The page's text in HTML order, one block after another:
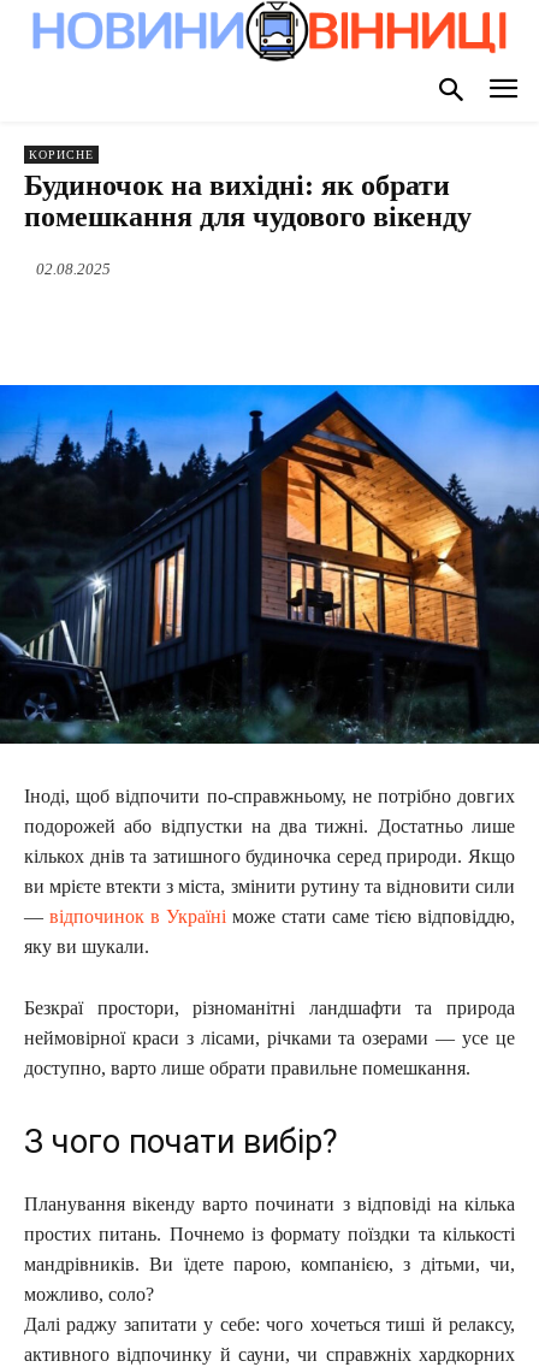
КОРИСНЕ
Будиночок на вихідні: як обрати
помешкання для чудового вікенду
02.08.2025
Іноді, щоб відпочити по-справжньому, не потрібно довгих
подорожей або відпустки на два тижні. Достатньо лише
кількох днів та затишного будиночка серед природи. Якщо
ви мрієте втекти з міста, змінити рутину та відновити сили
— відпочинок в Україні може стати саме тією відповіддю,
яку ви шукали.
Безкраї простори, різноманітні ландшафти та природа
неймовірної краси з лісами, річками та озерами — усе це
доступно, варто лише обрати правильне помешкання.
З чого почати вибір?
Планування вікенду варто починати з відповіді на кілька
простих питань. Почнемо із формату поїздки та кількості
мандрівників. Ви їдете парою, компанією, з дітьми, чи,
можливо, соло?
Далі раджу запитати у себе: чого хочеться тиші й релаксу,
активного відпочинку й сауни, чи справжніх хардкорних